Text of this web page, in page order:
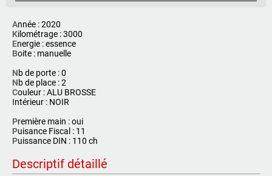
Année : 2020
Kilométrage : 3000
Energie : essence
Boite : manuelle
Nb de porte : 0
Nb de place : 2
Couleur : ALU BROSSE
Intérieur : NOIR
Première main : oui
Puisance Fiscal : 11
Puissance DIN : 110 ch
Descriptif détaillé